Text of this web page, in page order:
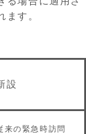
ます。
設
来の緊急時訪問